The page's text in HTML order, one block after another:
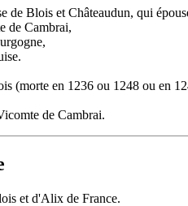
de Blois et Châteaudun, qui
de Cambrai,
(morte en 1236 ou 1248 ou en
de Cambrai.
et d'Alix de France.